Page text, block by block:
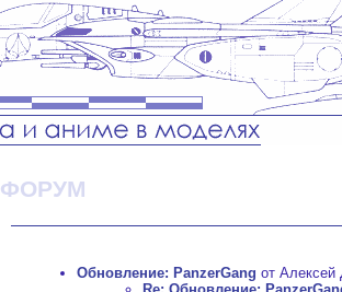
ФОРУМ
Обновление: PanzerGang от Алексей